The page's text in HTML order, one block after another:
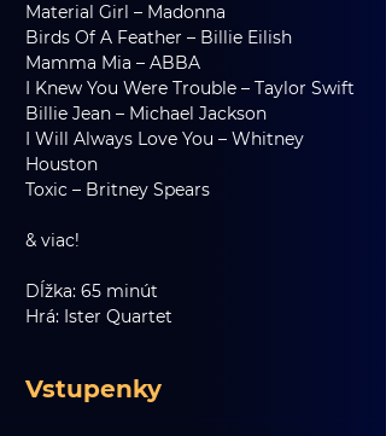
Material Girl – Madonna
Birds Of A Feather – Billie Eilish
Mamma Mia – ABBA
I Knew You Were Trouble – Taylor Swift
Billie Jean – Michael Jackson
I Will Always Love You – Whitney
Houston
Toxic – Britney Spears
& viac!
Dĺžka: 65 minút
Hrá: Ister Quartet
Vstupenky